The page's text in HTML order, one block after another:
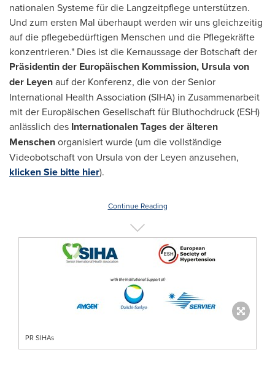
nationalen Systeme für die Langzeitpflege unterstützen.
Und zum ersten Mal überhaupt werden wir uns gleichzeitig
auf die pflegebedürftigen Menschen und die Pflegekräfte
konzentrieren." Dies ist die Kernaussage der Botschaft der
Präsidentin der Europäischen Kommission, Ursula von
der Leyenauf der Konferenz, die von der Senior
International Health Association (SIHA) in Zusammenarbeit
mit der Europäischen Gesellschaft für Bluthochdruck (ESH)
anlässlich des Internationalen Tages der älteren
Menschenorganisiert wurde (um die vollständige
Videobotschaft von Ursula von der Leyen anzusehen,
klicken Sie bitte hier).
Continue Reading
PR SIHAs